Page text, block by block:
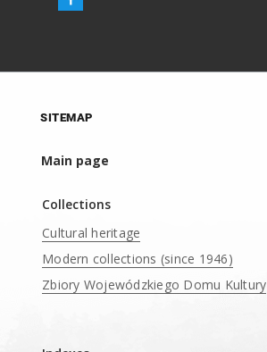
SITEMAP
Main page
Collections
Cultural heritage
Modern collections (since 1946)
Zbiory Wojewódzkiego Domu Kultury